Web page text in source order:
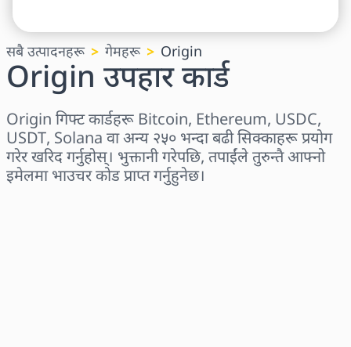
सबै उत्पादनहरू गेमहरू Origin
Origin उपहार कार्ड
Origin गिफ्ट कार्डहरू Bitcoin, Ethereum, USDC,
USDT, Solana वा अन्य २५० भन्दा बढी सिक्काहरू प्रयोग
गरेर खरिद गर्नुहोस्। भुक्तानी गरेपछि, तपाईंले तुरुन्तै आफ्नो
इमेलमा भाउचर कोड प्राप्त गर्नुहुनेछ।